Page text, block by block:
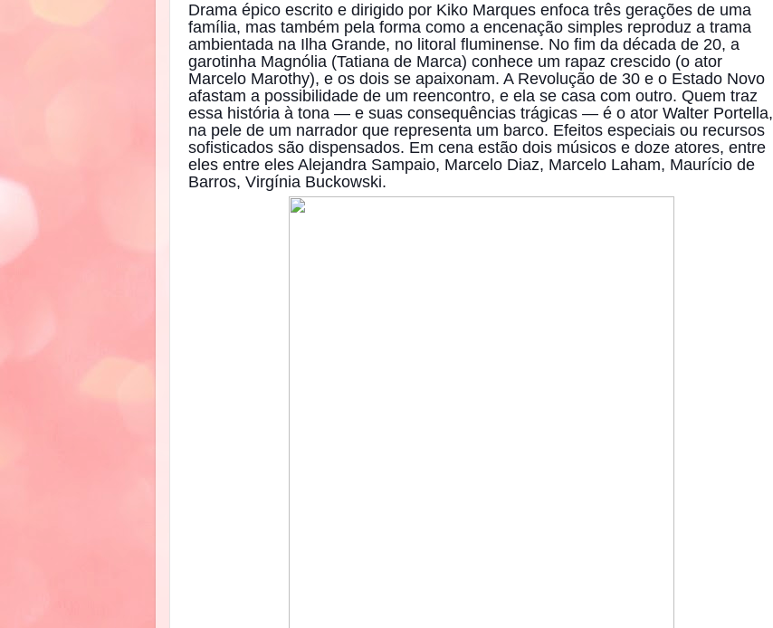
Drama épico escrito e dirigido por Kiko Marques enfoca três gerações de uma
família, mas também pela forma como a encenação simples reproduz a trama
ambientada na Ilha Grande, no litoral fluminense. No fim da década de 20, a
garotinha Magnólia (Tatiana de Marca) conhece um rapaz crescido (o ator
Marcelo Marothy), e os dois se apaixonam. A Revolução de 30 e o Estado Novo
afastam a possibilidade de um reencontro, e ela se casa com outro. Quem traz
essa história à tona — e suas consequências trágicas — é o ator Walter Portella,
na pele de um narrador que representa um barco. Efeitos especiais ou recursos
sofisticados são dispensados. Em cena estão dois músicos e doze atores, entre
eles entre eles Alejandra Sampaio, Marcelo Diaz, Marcelo Laham, Maurício de
Barros, Virgínia Buckowski.